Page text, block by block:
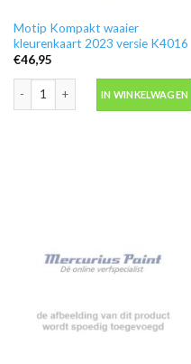
Motip Kompakt waaier
kleurenkaart 2023 versie K4016
€46,95
Motip Kompakt waaier
IN WINKELWAGEN